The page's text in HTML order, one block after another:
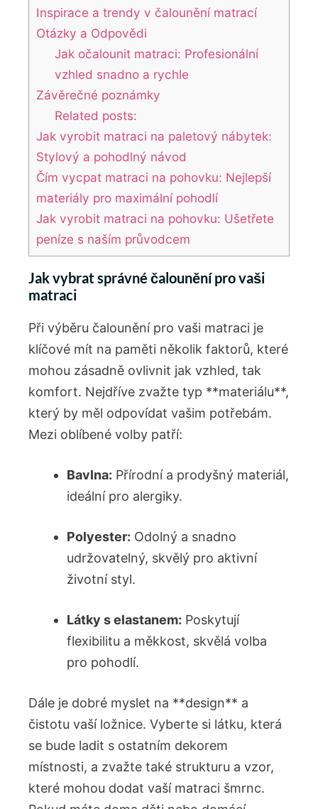
Inspirace a trendy v čalounění matrací
Otázky a Odpovědi
Jak očalounit matraci: Profesionální
vzhled snadno a rychle
Závěrečné poznámky
Related posts:
Jak vyrobit matraci na paletový nábytek:
Stylový a pohodlný návod
Čím vycpat matraci na pohovku: Nejlepší
materiály pro maximální pohodlí
Jak vyrobit matraci na pohovku: Ušetřete
peníze s naším průvodcem
Jak vybrat správné čalounění pro vaši
matraci
Při výběru čalounění pro vaši matraci je
klíčové mít na paměti několik faktorů, které
mohou zásadně ovlivnit jak vzhled, tak
komfort. Nejdříve zvažte typ **materiálu**,
který by měl odpovídat vašim potřebám.
Mezi oblíbené volby patří:
Bavlna: Přírodní a prodyšný materiál,
ideální pro alergiky.
Polyester: Odolný a snadno
udržovatelný, skvělý pro aktivní
životní styl.
Látky s elastanem: Poskytují
flexibilitu a měkkost, skvělá volba
pro pohodlí.
Dále je dobré myslet na **design** a
čistotu vaší ložnice. Vyberte si látku, která
se bude ladit s ostatním dekorem
místnosti, a zvažte také strukturu a vzor,
které mohou dodat vaší matraci šmrnc.